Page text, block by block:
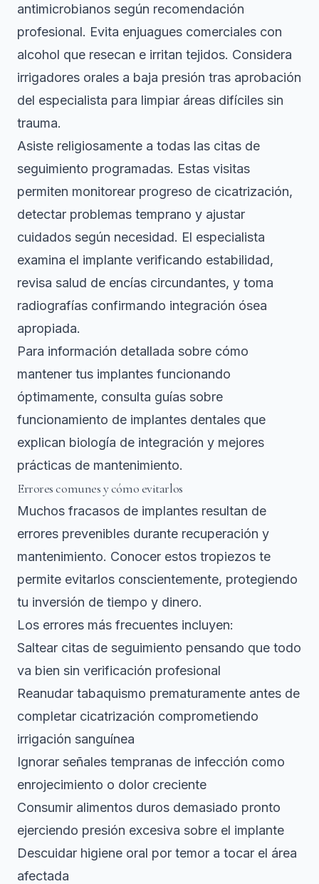
antimicrobianos según recomendación
profesional. Evita enjuagues comerciales con
alcohol que resecan e irritan tejidos. Considera
irrigadores orales a baja presión tras aprobación
del especialista para limpiar áreas difíciles sin
trauma.
Asiste religiosamente a todas las citas de
seguimiento programadas. Estas visitas
permiten monitorear progreso de cicatrización,
detectar problemas temprano y ajustar
cuidados según necesidad. El especialista
examina el implante verificando estabilidad,
revisa salud de encías circundantes, y toma
radiografías confirmando integración ósea
apropiada.
Para información detallada sobre cómo
mantener tus implantes funcionando
óptimamente, consulta guías sobre
funcionamiento de implantes dentales que
explican biología de integración y mejores
prácticas de mantenimiento.
Errores comunes y cómo evitarlos
Muchos fracasos de implantes resultan de
errores prevenibles durante recuperación y
mantenimiento. Conocer estos tropiezos te
permite evitarlos conscientemente, protegiendo
tu inversión de tiempo y dinero.
Los errores más frecuentes incluyen:
Saltear citas de seguimiento pensando que todo
va bien sin verificación profesional
Reanudar tabaquismo prematuramente antes de
completar cicatrización comprometiendo
irrigación sanguínea
Ignorar señales tempranas de infección como
enrojecimiento o dolor creciente
Consumir alimentos duros demasiado pronto
ejerciendo presión excesiva sobre el implante
Descuidar higiene oral por temor a tocar el área
afectada